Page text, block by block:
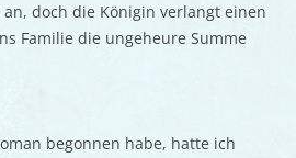
doch die Königin verlangt einen
Familie die ungeheure Summe
begonnen habe, hatte ich